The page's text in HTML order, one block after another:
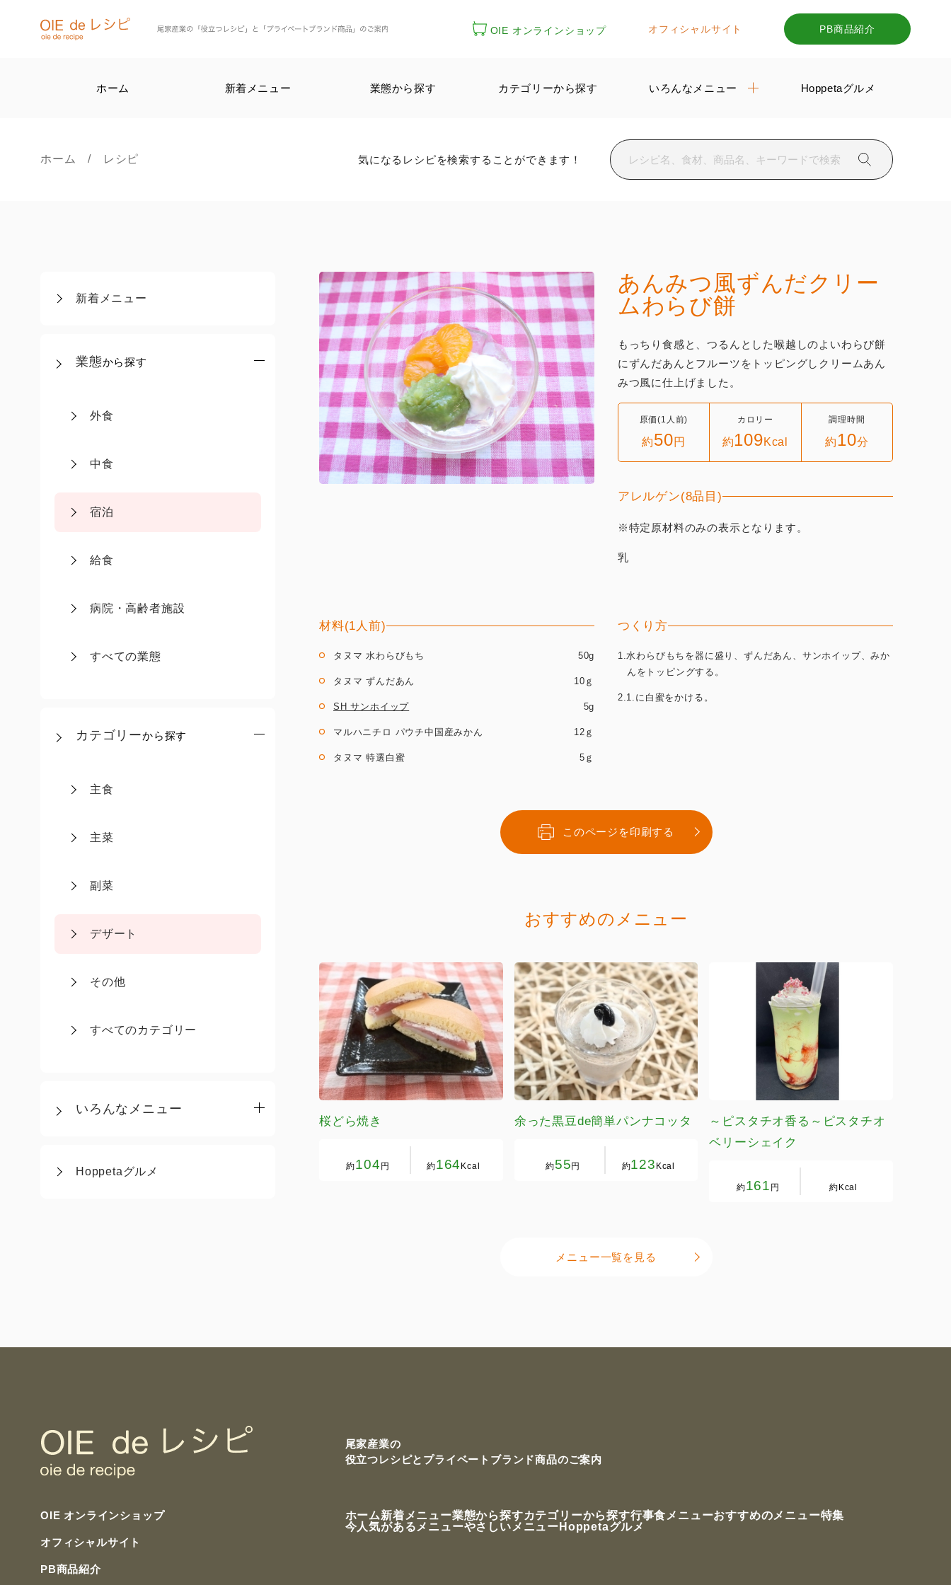
OIE オンラインショップ オフィシャルサイト PB商品紹介
ホーム 新着メニュー 業態から探す カテゴリーから探す いろんなメニュー Hoppetaグルメ
ホーム/ レシピ 気になるレシピを検索することができます！
新着メニュー
業態から探す
外食
中食
宿泊
給食
病院・高齢者施設
すべての業態
カテゴリーから探す
主食
主菜
副菜
デザート
その他
すべてのカテゴリー
いろんなメニュー
Hoppetaグルメ
あんみつ風ずんだクリー
ムわらび餅
もっちり食感と、つるんとした喉越しのよいわらび餅
にずんだあんとフルーツをトッピングしクリームあん
みつ風に仕上げました。
原価(1人前)
約50円
カロリー
約109Kcal
調理時間
約10分
アレルゲン(8品目)
※特定原材料のみの表示となります。
乳
材料(1人前)
タヌマ 水わらびもち 50g
タヌマ ずんだあん 10ｇ
SH サンホイップ 5g
マルハニチロ パウチ中国産みかん 12ｇ
タヌマ 特選白蜜 5ｇ
つくり方
1.水わらびもちを器に盛り、ずんだあん、サンホイップ、みか
んをトッピングする。
2.1.に白蜜をかける。
このページを印刷する
おすすめのメニュー
桜どら焼き
約104 円 約164 Kcal
余った黒豆de簡単パンナコッタ
約55円 約123 Kcal
～ピスタチオ香る～ピスタチオ
ベリーシェイク
約161 円 約Kcal
メニュー一覧を見る
尾家産業の
役立つレシピと プライベートブランド商品のご案内
OIE オンラインショップ
オフィシャルサイト
PB商品紹介
ホーム新着メニュー業態から探すカテゴリーから探す行事食メニューおすすめのメニュー特集
今人気があるメニューやさしいメニュー Hoppetaグルメ